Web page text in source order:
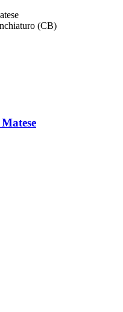
(CB)